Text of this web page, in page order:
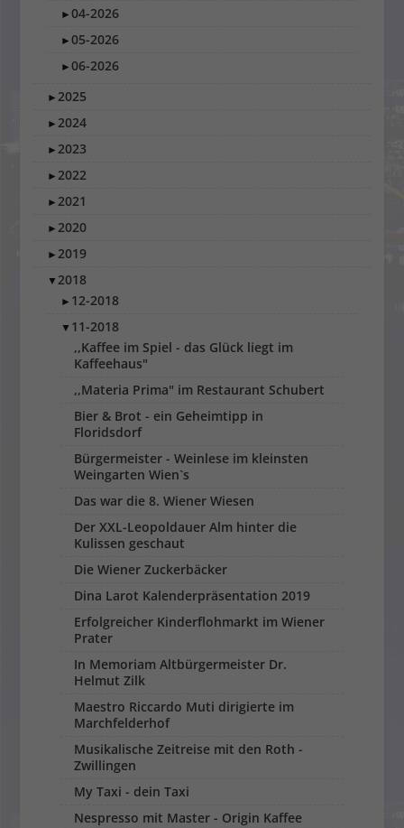
►04-2026
►05-2026
►06-2026
►2025
►2024
►2023
►2022
►2021
►2020
►2019
▼2018
► 12-2018
▼ 11-2018
,,Kaffee im Spiel - das Glück liegt im
Kaffeehaus"
,,Materia Prima" im Restaurant Schubert
Bier & Brot - ein Geheimtipp in
Floridsdorf
Bürgermeister - Weinlese im kleinsten
Weingarten Wien`s
Das war die 8. Wiener Wiesen
Der XXL-Leopoldauer Alm hinter die
Kulissen geschaut
Die Wiener Zuckerbäcker
Dina Larot Kalenderpräsentation 2019
Erfolgreicher Kinderflohmarkt im Wiener
Prater
In Memoriam Altbürgermeister Dr.
Helmut Zilk
Maestro Riccardo Muti dirigierte im
Marchfelderhof
Musikalische Zeitreise mit den Roth -
Zwillingen
My Taxi - dein Taxi
Nespresso mit Master - Origin Kaffee